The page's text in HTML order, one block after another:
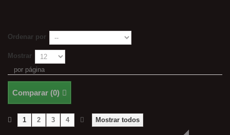
Ordenar por
Mostrar
por página
Comparar (0)
Mostrar todos
1 2 3 4